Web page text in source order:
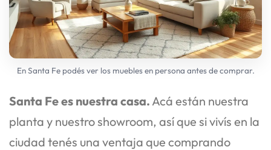
En Santa Fe podés ver los muebles en persona antes de comprar.
Santa Fe es nuestra casa. Acá están nuestra
planta y nuestro showroom, así que si vivís en la
ciudad tenés una ventaja que comprando